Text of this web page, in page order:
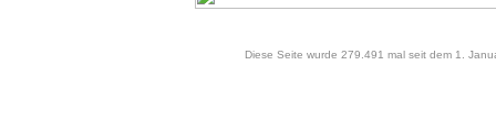
Diese Seite wurde 279.491 mal seit dem 1.